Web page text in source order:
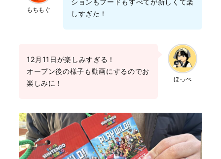
もちもぐ
しすぎた！
12月11日が楽しみすぎる！
オープン後の様子も動画にするのでお
楽しみに！
ほっぺ